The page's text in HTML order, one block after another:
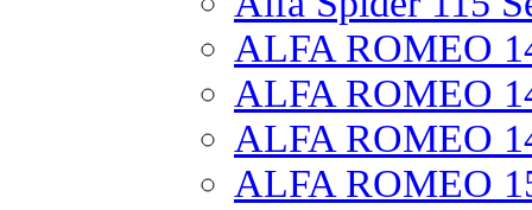
ALFA ROMEO
ALFA ROMEO
ALFA ROMEO
ALFA ROMEO